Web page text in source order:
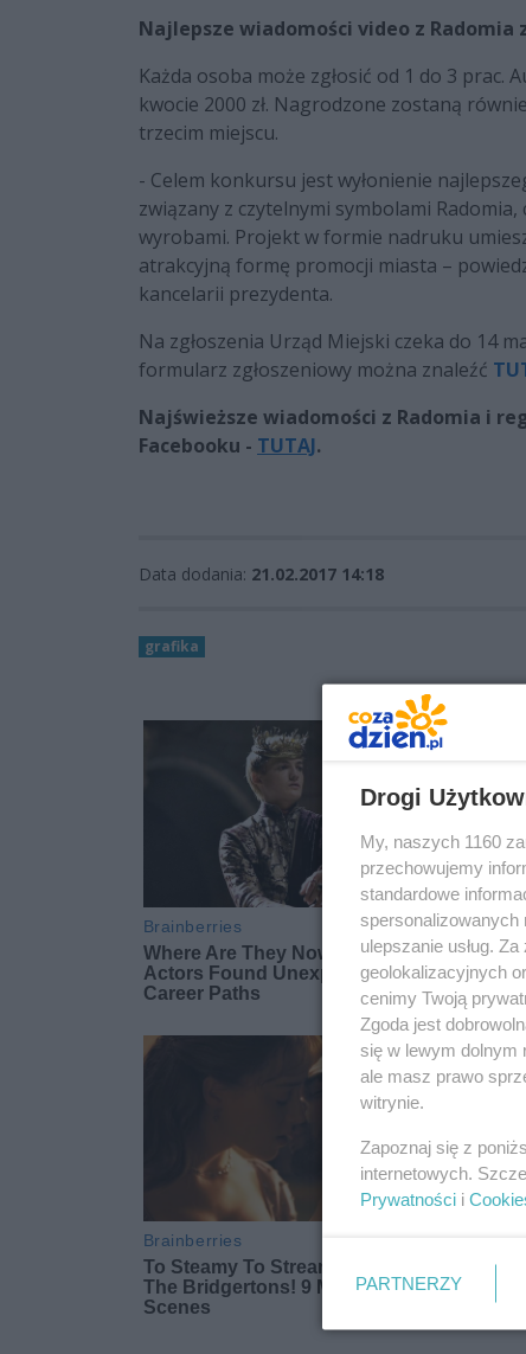
Najlepsze wiadomości video z Radomia
Każda osoba może zgłosić od 1 do 3
kwocie 2000 zł. Nagrodzone zostaną
trzecim miejscu.
- Celem konkursu jest wyłonienie
związany z czytelnymi symbolami
wyrobami. Projekt w formie nadruku
atrakcyjną formę promocji miasta –
kancelarii prezydenta.
Na zgłoszenia Urząd Miejski czeka do 14
formularz zgłoszeniowy można znaleźć
Najświeższe wiadomości z Radomia i
Facebooku - TUTAJ.
Data dodania: 21.02.2017 14:18
grafika
Drogi
My, naszych 1160
przechowujemy
standardowe
spersonalizowanych
ulepszanie usług.
geolokalizacyjnych
cenimy Twoją
Zgoda jest
się w lewym dolnym
ale masz prawo
witrynie.
Zapoznaj się z
internetowych.
Prywatności i
PARTNERZY